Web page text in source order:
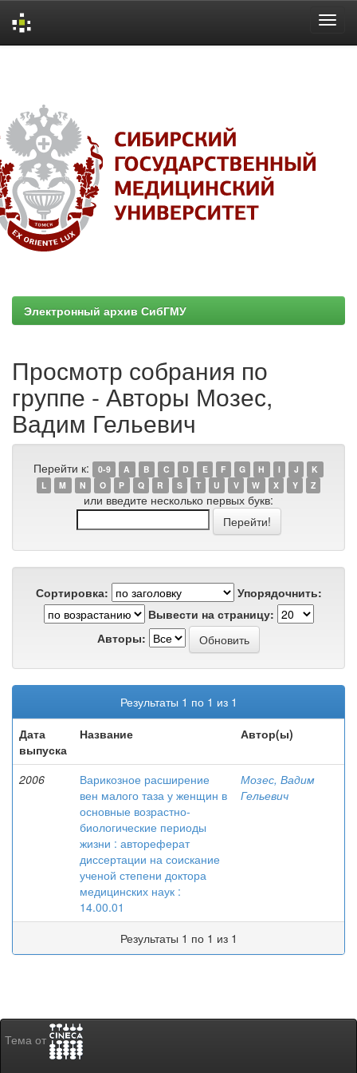
Электронный архив СибГМУ
Просмотр собрания по
группе - Авторы Мозес,
Вадим Гельевич
Перейти к: 0-9 A B C D E F G H I J
K
L
M N O P Q R S T U V W X Y Z
или введите несколько первых букв:
Сортировка:
Упорядочнить:
Вывести на страницу:
Авторы:
Результаты 1 по 1 из 1
Дата
выпуска
Название Автор(ы)
2006
Варикозное расширение
вен малого таза у женщин в
основные возрастно-
биологические периоды
жизни : автореферат
диссертации на соискание
ученой степени доктора
медицинских наук :
14.00.01
Мозес, Вадим
Гельевич
Результаты 1 по 1 из 1
Тема от